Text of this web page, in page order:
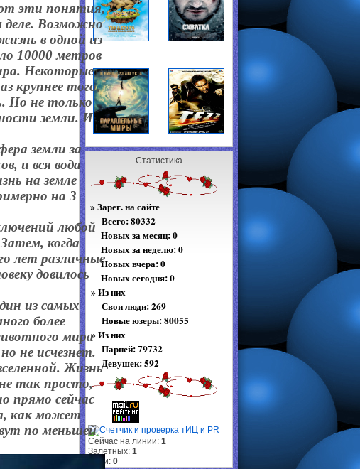
Статистика
» Зарег. на сайте
Всего:80332
Новых за месяц: 0
Новых за неделю: 0
Новых вчера: 0
Новых сегодня: 0
» Из них
Свои люди: 269
Новые юзеры: 80055
» Из них
Парней: 79732
Девушек: 592
Сейчас на линии: 1
Залетных: 1
Свои: 0
эти понятия,
деле. Возможно
в одной из
10000 метров
Некоторые
крупнее того,
Но не только
земли. И
земли за
и вся вода
на земле
на 3
любой
когда
лет различные
довилось
из самых
более
мира
не исчезнет.
Жизнь
так просто,
прямо сейчас
как может
по меньшей